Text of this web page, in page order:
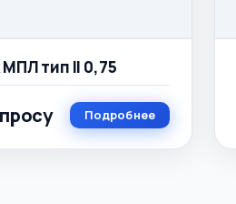
тип II 0,75
Подробнее